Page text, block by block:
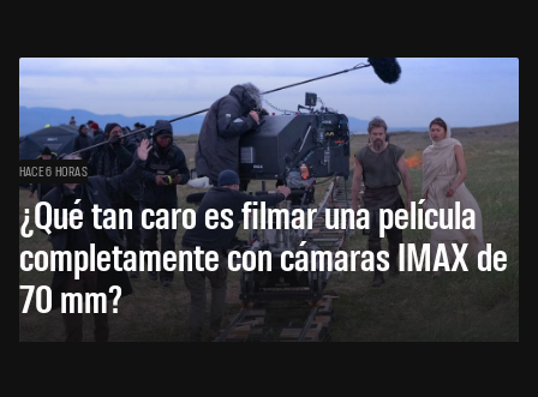
HACE 6 HORAS
¿Qué tan caro es filmar una película
completamente con cámaras IMAX de
70 mm?